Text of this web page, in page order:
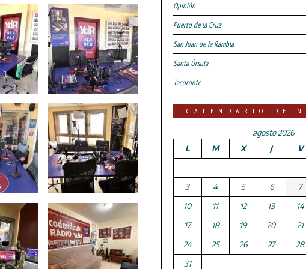
Opinión
Puerto de la Cruz
San Juan de la Rambla
Santa Úrsula
Tacoronte
CALENDARIO DE
agosto 2026
L
M X J V
3
4 5 6 7
10
11 12 13 14
17
18 19 20 21
24
25 26 27 28
31